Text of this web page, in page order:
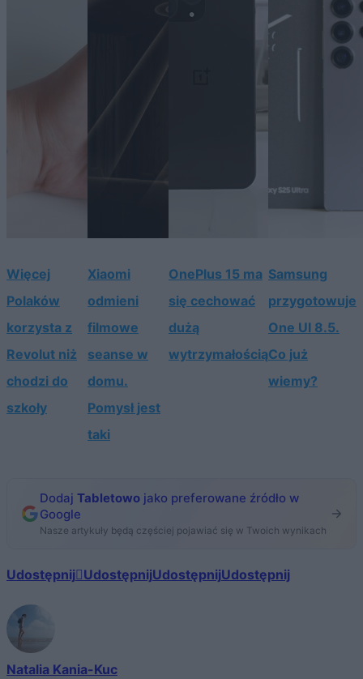
Więcej
Polaków
korzysta z
Revolut niż
chodzi do
szkoły
Xiaomi
odmieni
filmowe
seanse w
domu.
Pomysł jest
taki
OnePlus 15 ma
się cechować
dużą
wytrzymałością
Samsung
przygotowuje
One UI 8.5.
Co już
wiemy?
Dodaj Tabletowo jako preferowane źródło w
Google
Nasze artykuły będą częściej pojawiać się w Twoich wynikach
Udostępnij UdostępnijUdostępnijUdostępnij
Natalia Kania-Kuc